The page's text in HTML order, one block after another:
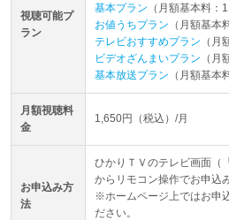
視聴可能プ
ラン
基本プラン （月額基本料：
お値うちプラン （月額基本
テレビおすすめプラン （月
ビデオざんまいプラン （月
基本放送プラン （月額基本
月額視聴料
金
1,650円（税込）/月
お申込み方
法
ひかりＴＶのテレビ画面（
からリモコン操作でお申込
※ホームページ上ではお申
ださい。